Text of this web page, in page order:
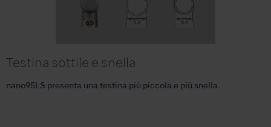
Testina sottile e snella
nano95LS presenta una testina più piccola e più snella.